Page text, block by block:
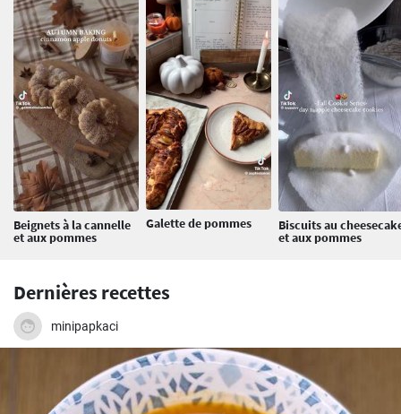
Beignets à la cannelle
et aux pommes
Galette de pommes Biscuits au
et aux pommes
Dernières recettes
minipapkaci